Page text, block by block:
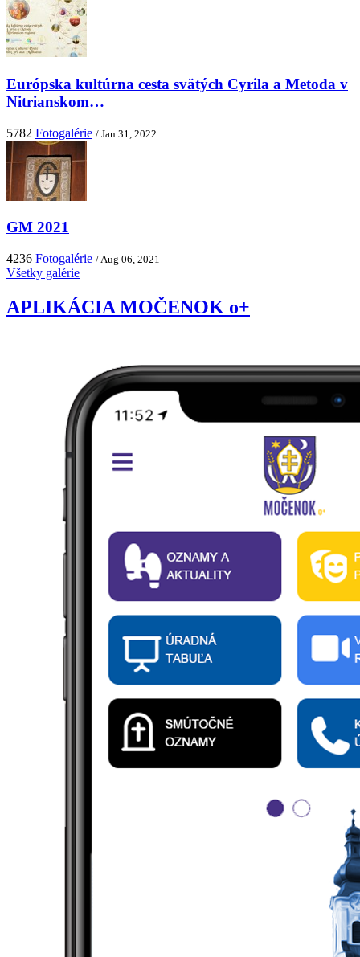
Európska kultúrna cesta svätých Cyrila a Metoda v
Nitrianskom…
5782 Fotogalérie / Jan 31, 2022
GM 2021
4236 Fotogalérie / Aug 06, 2021
Všetky galérie
APLIKÁCIA MOČENOK o+